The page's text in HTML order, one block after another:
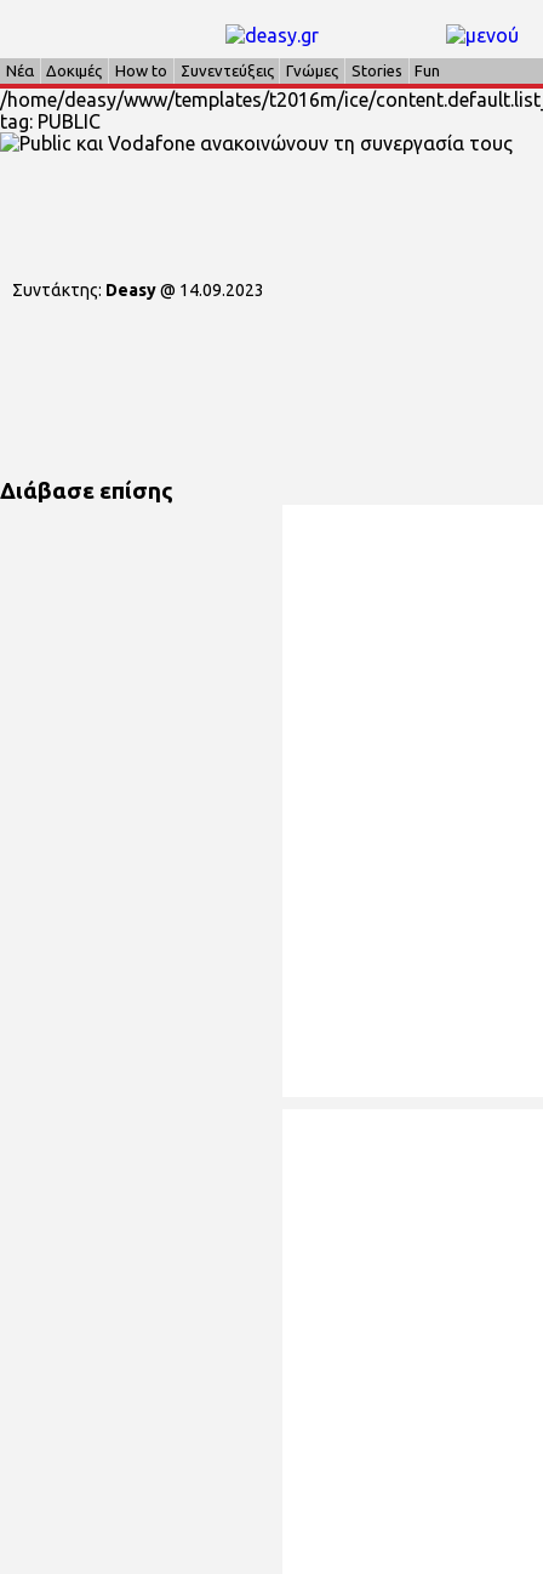
Νέα Δοκιμές How to Συνεντεύξεις Γνώμες Stories Fun
/home/deasy/www/templates/t2016m/ice/
tag: PUBLIC
Συντάκτης: Deasy@ 14.09.2023
Διάβασε επίσης